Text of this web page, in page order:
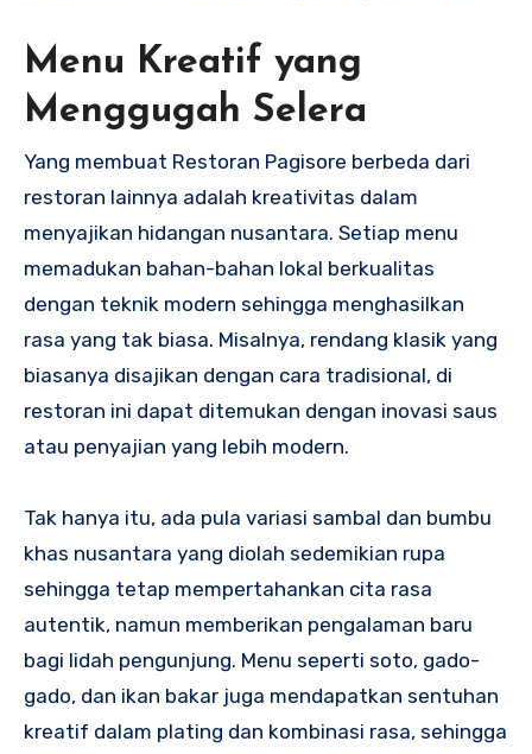
Menu Kreatif yang
Menggugah Selera
Yang membuat Restoran Pagisore berbeda dari
restoran lainnya adalah kreativitas dalam
menyajikan hidangan nusantara. Setiap menu
memadukan bahan-bahan lokal berkualitas
dengan teknik modern sehingga menghasilkan
rasa yang tak biasa. Misalnya, rendang klasik yang
biasanya disajikan dengan cara tradisional, di
restoran ini dapat ditemukan dengan inovasi saus
atau penyajian yang lebih modern.
Tak hanya itu, ada pula variasi sambal dan bumbu
khas nusantara yang diolah sedemikian rupa
sehingga tetap mempertahankan cita rasa
autentik, namun memberikan pengalaman baru
bagi lidah pengunjung. Menu seperti soto, gado-
gado, dan ikan bakar juga mendapatkan sentuhan
kreatif dalam plating dan kombinasi rasa, sehingga